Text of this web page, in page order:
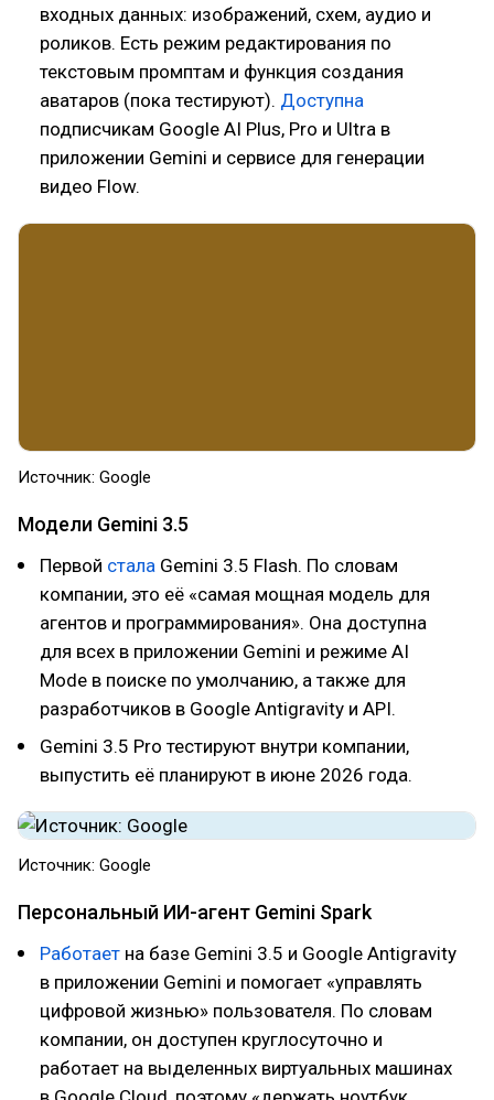
входных данных: изображений, схем, аудио и
роликов. Есть режим редактирования по
текстовым промптам и функция создания
аватаров (пока тестируют). Доступна
подписчикам Google AI Plus, Pro и Ultra в
приложении Gemini и сервисе для генерации
видео Flow.
Источник: Google
Модели Gemini 3.5
Первой стала Gemini 3.5 Flash. По словам
компании, это её «самая мощная модель для
агентов и программирования». Она доступна
для всех в приложении Gemini и режиме AI
Mode в поиске по умолчанию, а также для
разработчиков в Google Antigravity и API.
Gemini 3.5 Pro тестируют внутри компании,
выпустить её планируют в июне 2026 года.
Источник: Google
Персональный ИИ-агент Gemini Spark
Работает на базе Gemini 3.5 и Google Antigravity
в приложении Gemini и помогает «управлять
цифровой жизнью» пользователя. По словам
компании, он доступен круглосуточно и
работает на выделенных виртуальных машинах